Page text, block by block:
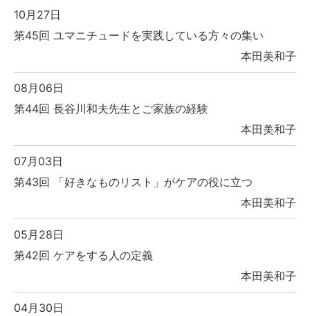
10月27日
第45回 ユマニチュードを実践している方々の集い
本田美和子
08月06日
第44回 長谷川和夫先生とご家族の経験
本田美和子
07月03日
第43回 「好きなものリスト」がケアの役に立つ
本田美和子
05月28日
第42回 ケアをする人の定義
本田美和子
04月30日